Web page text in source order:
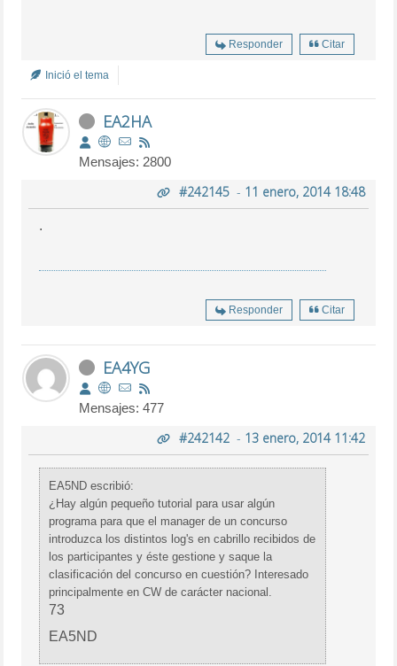
Responder Citar
Inició el tema
EA2HA
Mensajes: 2800
#242145- 11 enero, 2014 18:48
.
Responder Citar
EA4YG
Mensajes: 477
#242142- 13 enero, 2014 11:42
EA5ND escribió:
¿Hay algún pequeño tutorial para usar algún
programa para que el manager de un concurso
introduzca los distintos log's en cabrillo recibidos de
los participantes y éste gestione y saque la
clasificación del concurso en cuestión? Interesado
principalmente en CW de carácter nacional.
73
EA5ND